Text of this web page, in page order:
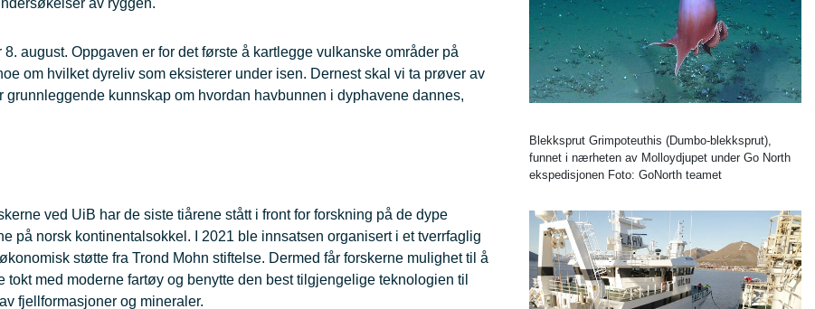
av ryggen.
august. Oppgaven er for det første å kartlegge vulkanske områder på
om hvilket dyreliv som eksisterer under isen. Dernest skal vi ta prøver av
kunnskap om hvordan havbunnen i dyphavene dannes,
ved UiB har de siste tiårene stått i front for forskning på de dype
på norsk kontinentalsokkel. I 2021 ble innsatsen organisert i et tverrfaglig
støtte fra Trond Mohn stiftelse. Dermed får forskerne mulighet til å
tokt med moderne fartøy og benytte den best tilgjengelige teknologien til
fjellformasjoner og mineraler.
Blekksprut Grimpoteuthis (Dumbo-blekksprut),
funnet i nærheten av Molloydjupet under Go North
ekspedisjonen Foto: GoNorth teamet